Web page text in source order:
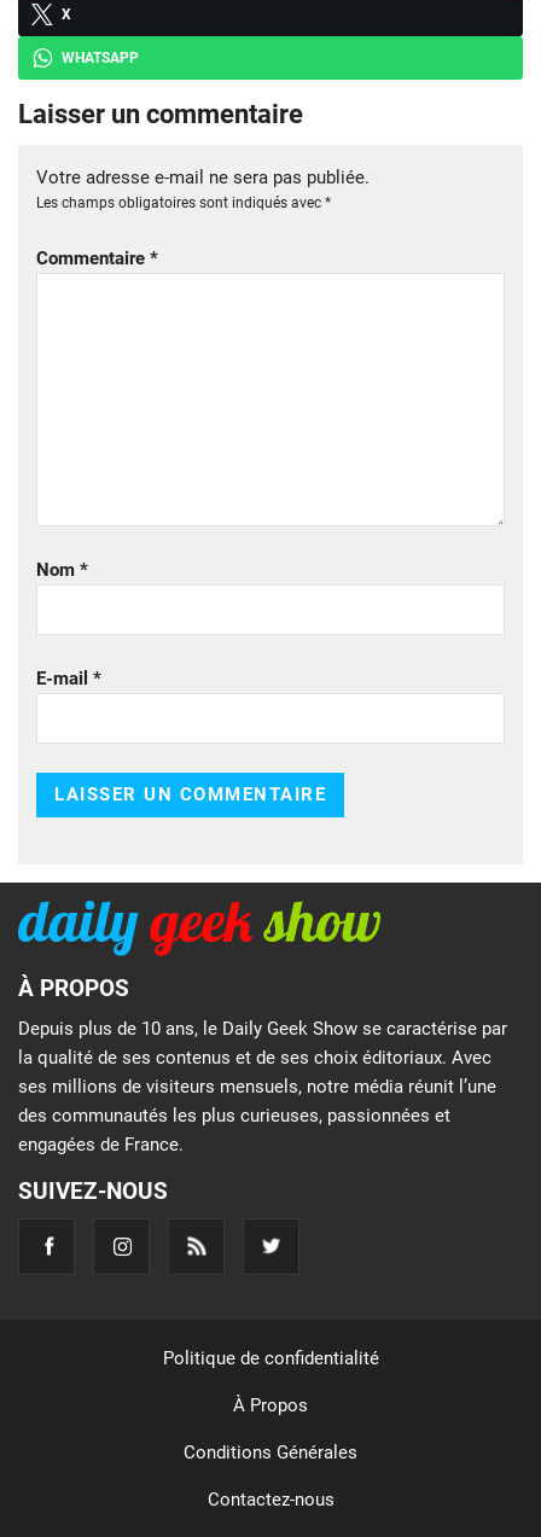
X
WHATSAPP
Laisser un commentaire
Votre adresse e-mail ne sera pas publiée.
Les champs obligatoires sont indiqués avec *
Commentaire *
Nom *
E-mail *
À PROPOS
Depuis plus de 10 ans, le Daily Geek Show se caractérise par
la qualité de ses contenus et de ses choix éditoriaux. Avec
ses millions de visiteurs mensuels, notre média réunit l’une
des communautés les plus curieuses, passionnées et
engagées de France.
SUIVEZ-NOUS
Politique de confidentialité
À Propos
Conditions Générales
Contactez-nous